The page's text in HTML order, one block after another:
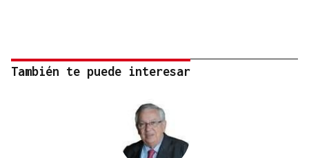
También te puede interesar